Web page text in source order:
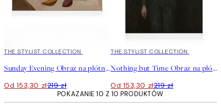
30%*
THE STYLIST COLLECTION
Sunday Evening Obraz na płótnie
Od 153,30 zł219 zł
30%*
THE STYLIST COLLECTION
Nothing but Time Obraz na płótnie
Od 153,30 zł219 zł
POKAZANIE 10 Z 10 PRODUKTÓW